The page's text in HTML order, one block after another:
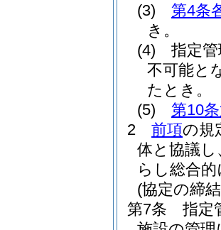
(3)
第4条
き。
(4)
指定
不可能と
たとき。
(5)
第10
2
前項の規
体と協議し
らし総合
(協定の締
第7条
指定